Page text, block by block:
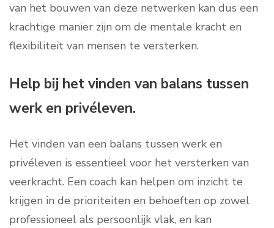
van het bouwen van deze netwerken kan dus een
krachtige manier zijn om de mentale kracht en
flexibiliteit van mensen te versterken.
Help bij het vinden van balans tussen
werk en privéleven.
Het vinden van een balans tussen werk en
privéleven is essentieel voor het versterken van
veerkracht. Een coach kan helpen om inzicht te
krijgen in de prioriteiten en behoeften op zowel
professioneel als persoonlijk vlak, en kan